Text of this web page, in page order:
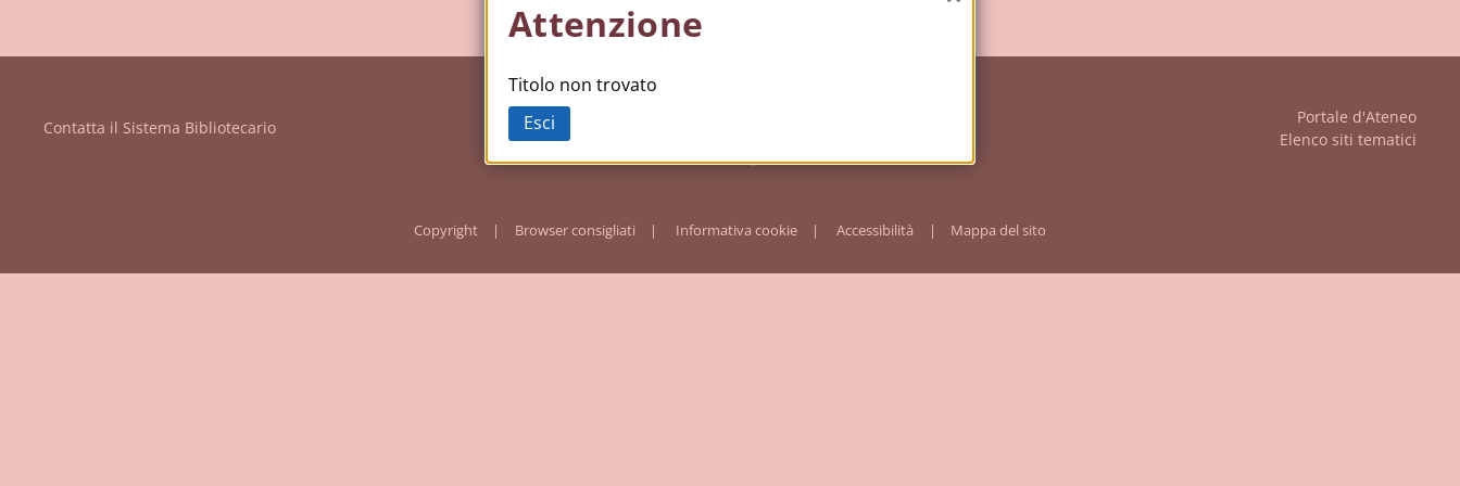
Contatta il Sistema Bibliotecario
Portale d'Ateneo
Elenco siti tematici
Copyright Browser consigliati Informativa cookie Accessibilità Mappa del sito
Attenzione
Titolo non trovato
Esci
Chiudi